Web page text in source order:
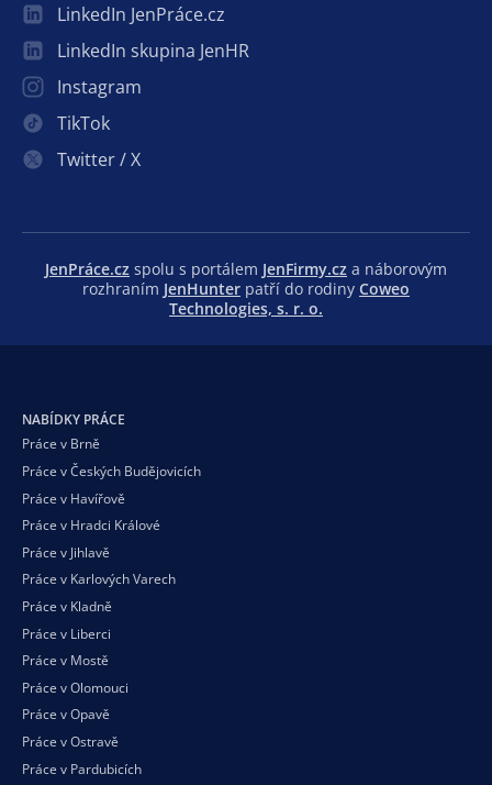
LinkedIn JenPráce.cz
LinkedIn skupina JenHR
Instagram
TikTok
Twitter / X
JenPráce.cz spolu s portálem JenFirmy.cz a náborovým
rozhraním JenHunter patří do rodiny Coweo
Technologies, s. r. o.
NABÍDKY PRÁCE
Práce v Brně
Práce v Českých Budějovicích
Práce v Havířově
Práce v Hradci Králové
Práce v Jihlavě
Práce v Karlových Varech
Práce v Kladně
Práce v Liberci
Práce v Mostě
Práce v Olomouci
Práce v Opavě
Práce v Ostravě
Práce v Pardubicích